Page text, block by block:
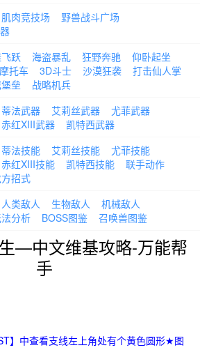
肌肉竞技场
野兽战斗广场
跃 海盗暴乱 狂野奔驰
仰卧起坐
托车 3D斗士 沙漠狂袭
打击仙人掌
垒 战略机兵
蒂法武器 艾莉丝武器
尤菲武器
赤红XIII武器 凯特西武器
蒂法技能 艾莉丝技能
尤菲技能
赤红XIII技能 凯特西技能
联手动作
招式
人类敌人 生物敌人
机械敌人
分析 BOSS图鉴 召唤兽图鉴
—中文维基攻略-万能帮
手
】中查看支线左上角处有个黄色圆形★图